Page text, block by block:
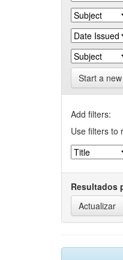
Start a
Add filters:
Use filters to
Resultados